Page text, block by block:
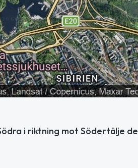
i riktning mot Södertälje